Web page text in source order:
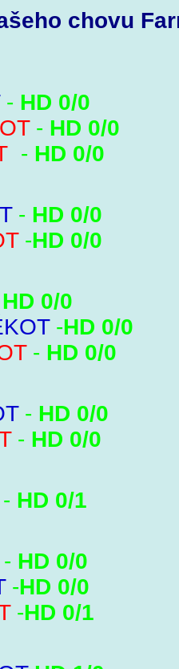
chovu
- HD 0/0
- HD 0/0
- HD 0/0
- HD 0/0
-HD 0/0
HD 0/0
-HD 0/0
- HD 0/0
- HD 0/0
- HD 0/0
HD 0/1
HD 0/0
-HD 0/0
-HD 0/1